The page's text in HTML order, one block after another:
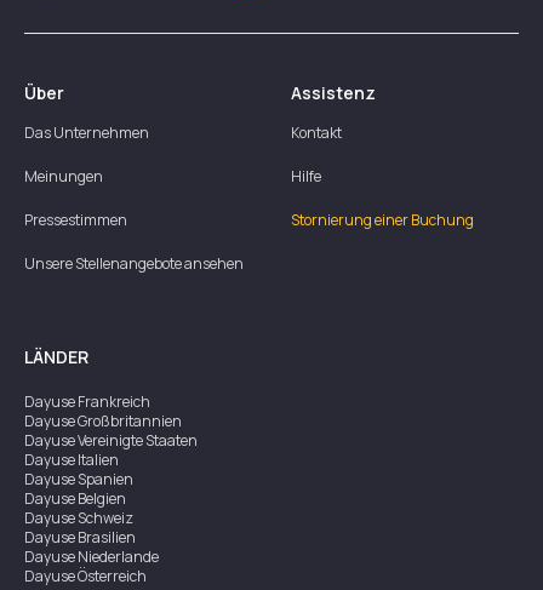
Über
Das Unternehmen
Meinungen
Pressestimmen
Unsere Stellenangebote ansehen
Assistenz
Kontakt
Hilfe
Stornierung einer Buchung
LÄNDER
DayuseFrankreich
DayuseGroßbritannien
DayuseVereinigte Staaten
DayuseItalien
DayuseSpanien
DayuseBelgien
DayuseSchweiz
DayuseBrasilien
DayuseNiederlande
DayuseÖsterreich